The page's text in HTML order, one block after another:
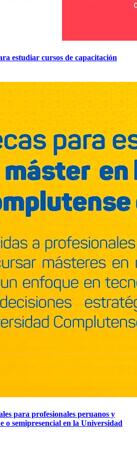
estudiar cursos de capacitación
para profesionales peruanos y
o semipresencial en la Universidad